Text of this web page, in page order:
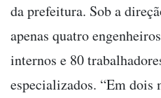
da prefeitura. Sob a
apenas quatro
internos e 80
especializados. “Em dois